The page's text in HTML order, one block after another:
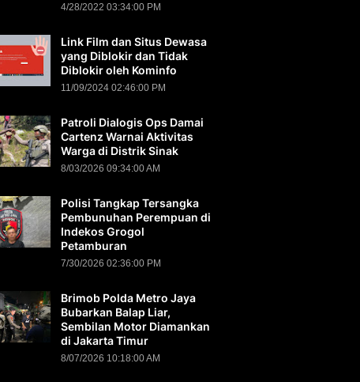
4/28/2022 03:34:00 PM
Link Film dan Situs Dewasa
yang Diblokir dan Tidak
Diblokir oleh Kominfo
11/09/2024 02:46:00 PM
Patroli Dialogis Ops Damai
Cartenz Warnai Aktivitas
Warga di Distrik Sinak
8/03/2026 09:34:00 AM
Polisi Tangkap Tersangka
Pembunuhan Perempuan di
Indekos Grogol
Petamburan
7/30/2026 02:36:00 PM
Brimob Polda Metro Jaya
Bubarkan Balap Liar,
Sembilan Motor Diamankan
di Jakarta Timur
8/07/2026 10:18:00 AM